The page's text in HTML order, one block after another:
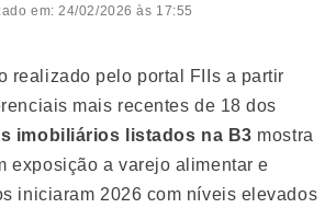
em: 24/02/2026 às 17:55
realizado pelo portal FIIs a partir
mais recentes de 18 dos
imobiliários listados na B3 mostra
exposição a varejo alimentar e
iniciaram 2026 com níveis elevados